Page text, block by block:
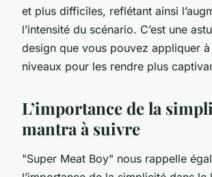
et plus difficiles, reflétant ainsi
l’intensité du scénario. C’est une
design que vous pouvez appliquer
niveaux pour les rendre plus
L’importance de la
mantra à suivre
"Super Meat Boy" nous rappelle